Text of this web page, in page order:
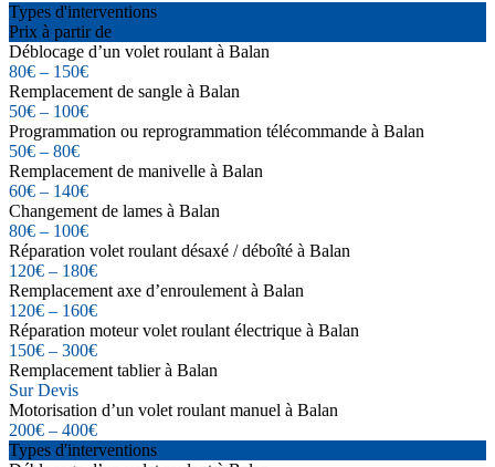
Types d'interventions
Prix à partir de
Déblocage d’un volet roulant à Balan
80€ – 150€
Remplacement de sangle à Balan
50€ – 100€
Programmation ou reprogrammation télécommande à Balan
50€ – 80€
Remplacement de manivelle à Balan
60€ – 140€
Changement de lames à Balan
80€ – 100€
Réparation volet roulant désaxé / déboîté à Balan
120€ – 180€
Remplacement axe d’enroulement à Balan
120€ – 160€
Réparation moteur volet roulant électrique à Balan
150€ – 300€
Remplacement tablier à Balan
Sur Devis
Motorisation d’un volet roulant manuel à Balan
200€ – 400€
Types d'interventions